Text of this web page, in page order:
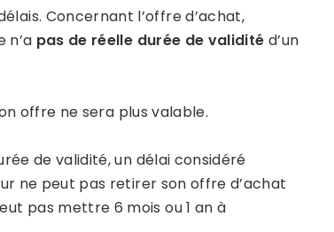
Concernant l’offre d’achat,
n’a pas de réelle durée de validité d’un
offre ne sera plus valable.
de validité, un délai considéré
ne peut pas retirer son offre d’achat
pas mettre 6 mois ou 1 an à